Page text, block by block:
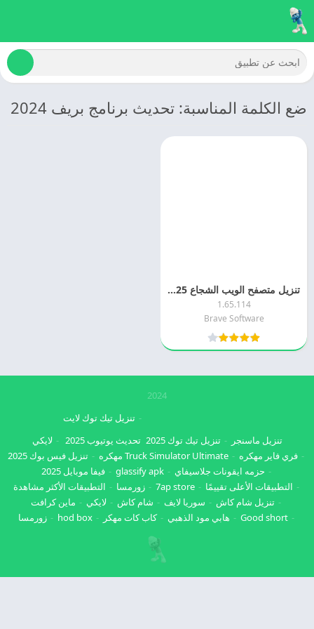
ضع الكلمة المناسبة: تحديث برنامج بريف 2024
تنزيل متصفح الويب الشجاع 2025 Brave اخر تحديث مجانا
1.65.114
Brave Software
2024
تنزيل ماسنجر تنزيل تيك توك 2025
تنزيل تيك توك لايت
تحديث يوتيوب 2025
لايكي
فري فاير مهكره
Truck Simulator Ultimate مهكره
تنزيل فيس بوك 2025
حزمه ايقونات جلاسيفاي
glassify apk
فيفا موبايل 2025
التطبيقات الأعلى تقييمًا
7ap store زورمسا
التطبيقات الأكثر مشاهدة
تنزيل شام كاش
سوريا لايف شام كاش لايكي
ماين كرافت
Good short
هابي مود الذهبي كاب كات مهكر hod box زورمسا